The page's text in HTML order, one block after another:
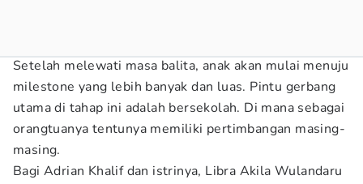
Setelah melewati masa balita, anak akan mulai menuju
milestone yang lebih banyak dan luas. Pintu gerbang
utama di tahap ini adalah bersekolah. Di mana sebagai
orangtuanya tentunya memiliki pertimbangan masing-
masing.
Bagi Adrian Khalif dan istrinya, Libra Akila Wulandaru